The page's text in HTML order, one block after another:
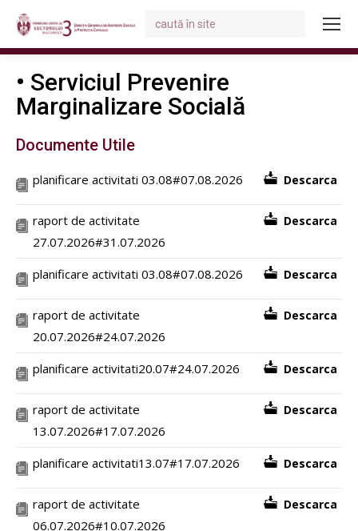
Search:
• Serviciul Prevenire
Marginalizare Socială
Documente Utile
planificare activitati 03.08#07.08.2026 Descarca
raport de activitate
27.07.2026#31.07.2026
Descarca
planificare activitati 03.08#07.08.2026 Descarca
raport de activitate
20.07.2026#24.07.2026
Descarca
planificare activitati20.07#24.07.2026 Descarca
raport de activitate
13.07.2026#17.07.2026
Descarca
planificare activitati13.07#17.07.2026 Descarca
raport de activitate
06.07.2026#10.07.2026
Descarca